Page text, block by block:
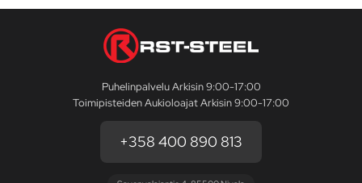
Puhelinpalvelu Arkisin 9:00-17:00
Toimipisteiden Aukioloajat Arkisin 9:00-17:00
+358 400 890 813